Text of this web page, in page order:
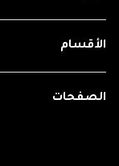
الأقسام
الصفحات